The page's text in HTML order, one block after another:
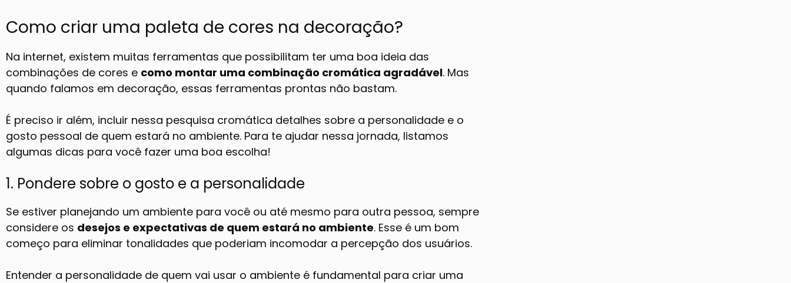
Como criar uma paleta de cores na decoração?
Na internet, existem muitas ferramentas que possibilitam ter uma boa ideia das
combinações de cores e como montar uma combinação cromática agradável. Mas
quando falamos em decoração, essas ferramentas prontas não bastam.
É preciso ir além, incluir nessa pesquisa cromática detalhes sobre a personalidade e o
gosto pessoal de quem estará no ambiente. Para te ajudar nessa jornada, listamos
algumas dicas para você fazer uma boa escolha!
1. Pondere sobre o gosto e a personalidade
Se estiver planejando um ambiente para você ou até mesmo para outra pessoa, sempre
considere os desejos e expectativas de quem estará no ambiente. Esse é um bom
começo para eliminar tonalidades que poderiam incomodar a percepção dos usuários.
Entender a personalidade de quem vai usar o ambiente é fundamental para criar uma